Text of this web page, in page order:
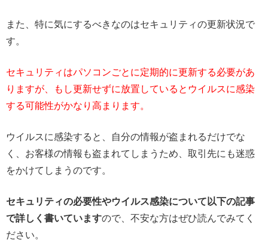
また、特に気にするべきなのはセキュリティの更新状況で
す。
セキュリティはパソコンごとに定期的に更新する必要があ
りますが、もし更新せずに放置しているとウイルスに感染
する可能性がかなり高まります。
ウイルスに感染すると、自分の情報が盗まれるだけでな
く、お客様の情報も盗まれてしまうため、取引先にも迷惑
をかけてしまうのです。
セキュリティの必要性やウイルス感染について以下の記事
で詳しく書いていますので、不安な方はぜひ読んでみてく
ださい。